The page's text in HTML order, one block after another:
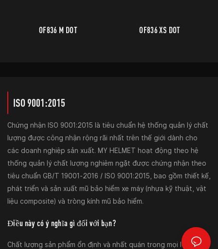
OF836 M DOT OF836 XS DOT
ISO 9001:2015
Chứng nhận ISO 9001:2015 là tiêu chuẩn hệ thống quản lý chất
lượng được công nhận rộng rãi nhất trên thế giới dành cho
các doanh nghiệp sản xuất. MY HELMET hoạt động theo hệ
thống quản lý chất lượng nghiêm ngặt được chứng nhận theo
tiêu chuẩn GB/T 19001-2016 / ISO 9001:2015, bao gồm thiết kế,
phát triển và sản xuất mũ bảo hiểm xe máy (nhựa kỹ thuật, vật
liệu composite) và tròng kính mũ bảo hiểm.
Điều này có ý nghĩa gì đối với bạn?
Chất lượng sản phẩm ổn định và nhất quán trong mọi lô sản